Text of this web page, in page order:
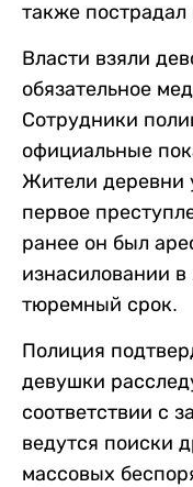
также
Власти взяли
обязательное
Сотрудники
официальные
Жители деревни
первое
ранее он был
изнасиловании в
тюремный срок.
Полиция
девушки
соответствии с
ведутся поиски
массовых